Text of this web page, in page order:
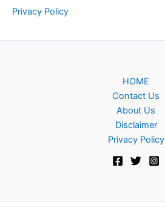
Privacy Policy
HOME
Contact Us
About Us
Disclaimer
Privacy Policy